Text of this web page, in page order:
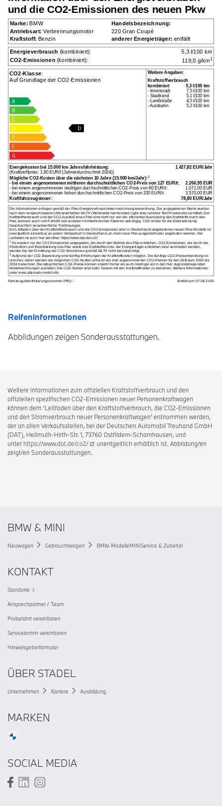
Reifeninformationen
Abbildungen zeigen Sonderausstattungen.
Weitere Informationen zum offiziellen Kraftstoffverbrauch und den
offiziellen spezifischen CO2-Emissionen neuer Personenkraftwagen
können dem 'Leitfaden über den Kraftstoffverbrauch, die CO2-Emissionen
und den Stromverbrauch neuer Personenkraftwagen' entnommen werden,
der an allen Verkaufsstellen, bei der Deutschen Automobil Treuhand GmbH
(DAT), Hellmuth-Hirth-Str. 1, 73760 Ostfildern-Scharnhausen, und
unter https://www.dat.de/co2/
unentgeltlich erhältlich ist. Abbildung/en
zeigt/en Sonderausstattungen.
BMW & MINI
Neuwagen Gebrauchtwagen BMW-ModelleMINIService & Zubehör
KONTAKT
Standorte
Ansprechpartner / Team
Probefahrt vereinbaren
Servicetermin vereinbaren
Hinweisgeberformular
ÜBER STADEL
Unternehmen Karriere Ausbildung
MARKEN
SOCIAL MEDIA